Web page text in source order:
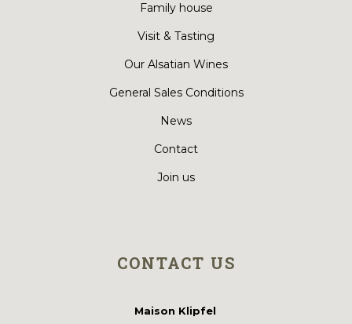
Family house
Visit & Tasting
Our Alsatian Wines
General Sales Conditions
News
Contact
Join us
CONTACT US
Maison Klipfel